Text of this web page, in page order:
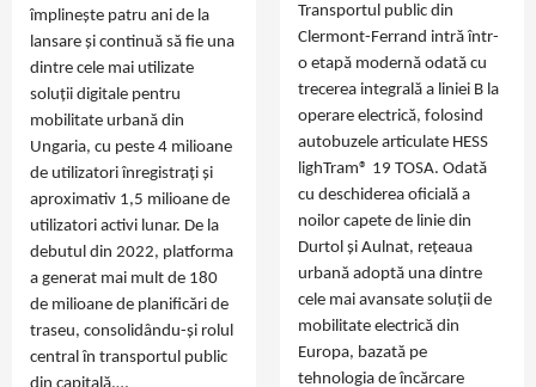
împlinește patru ani de la
lansare și continuă să fie una
dintre cele mai utilizate
soluții digitale pentru
mobilitate urbană din
Ungaria, cu peste 4 milioane
de utilizatori înregistrați și
aproximativ 1,5 milioane de
utilizatori activi lunar. De la
debutul din 2022, platforma
a generat mai mult de 180
de milioane de planificări de
traseu, consolidându-și rolul
central în transportul public
Transportul public din
Clermont-Ferrand intră într-
o etapă modernă odată cu
trecerea integrală a liniei B la
operare electrică, folosind
autobuzele articulate HESS
lighTram® 19 TOSA. Odată
cu deschiderea oficială a
noilor capete de linie din
Durtol și Aulnat, rețeaua
urbană adoptă una dintre
cele mai avansate soluții de
mobilitate electrică din
Europa, bazată pe
tehnologia de încărcare